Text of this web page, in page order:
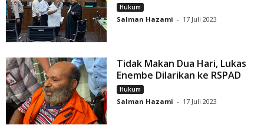
Hukum
Salman Hazami - 17 Juli 2023
Tidak Makan Dua Hari, Lukas
Enembe Dilarikan ke RSPAD
Hukum
Salman Hazami - 17 Juli 2023